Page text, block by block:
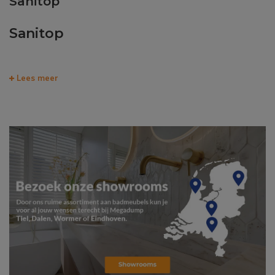
Sanitop
Lees meer